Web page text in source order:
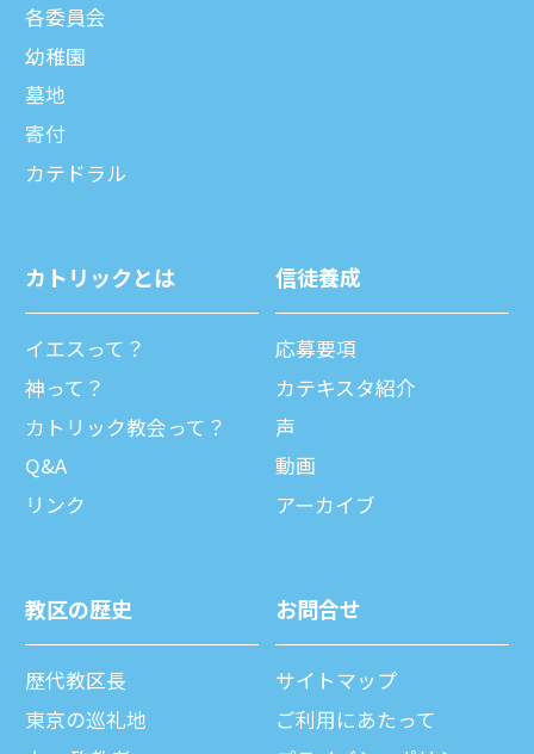
各委員会
幼稚園
墓地
寄付
カテドラル
カトリックとは
イエスって？
神って？
カトリック教会って？
Q&A
リンク
信徒養成
応募要項
カテキスタ紹介
声
動画
アーカイブ
教区の歴史
歴代教区⻑
東京の巡礼地
お問合せ
サイトマップ
ご利⽤にあたって